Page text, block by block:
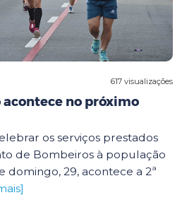
617 visualizações
acontece no próximo
os serviços prestados
de Bombeiros à população
domingo, 29, acontece a 2ª